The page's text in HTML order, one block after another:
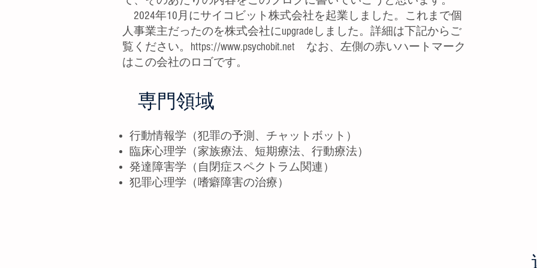
2024年10月にサイコビット株式会社を起業しました。これまで個
人事業主だったのを株式会社にupgradeしました。詳細は下記からご
覧ください。 https://www.psychobit.net なお、 左側の赤いハートマーク
はこの会社のロゴです。
専門領域
行動情報学（犯罪の予測、チャットボット）
臨床心理学（家族療法、短期療法、行動療法）
発達障害学（自閉症スペクトラム関連）
犯罪心理学（嗜癖障害の治療）